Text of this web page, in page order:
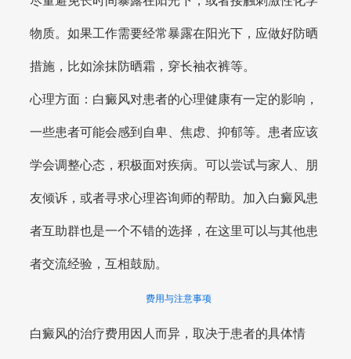
物质。如果工作需要经常暴露在阳光下，应做好防晒
措施，比如涂抹防晒霜，穿长袖衣裤等。
心理方面：白癜风对患者的心理健康有一定的影响，
一些患者可能会感到自卑、焦虑、抑郁等。患者应该
学会调整心态，积极面对疾病。可以尝试与家人、朋
友倾诉，或者寻求心理咨询师的帮助。加入白癜风患
者互助群也是一个不错的选择，在这里可以与其他患
者交流经验，互相鼓励。
费用与注意事项
白癜风的治疗费用因人而异，取决于患者的具体情